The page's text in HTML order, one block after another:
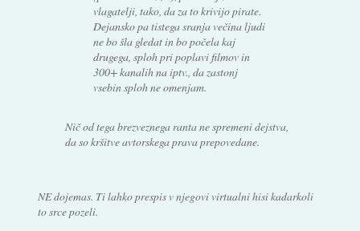
vlagatelji, tako, da za to krivijo pirate.
Dejansko pa tistega sranja večina ljudi
ne bo šla gledat in bo počela kaj
drugega, sploh pri poplavi filmov in
300+ kanalih na iptv., da zastonj
vsebin sploh ne omenjam.
Nič od tega brezveznega ranta ne spremeni dejstva,
da so kršitve avtorskega prava prepovedane.
NE dojemas. Ti lahko prespis v njegovi virtualni hisi kadarkoli
to srce pozeli.